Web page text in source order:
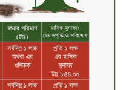
ক্যাশলেস লেনদেন
বাংলাদেশ ব্যাংক:
দিয়ে ভারতে অবৈধ
৮ বাংলাদেশি নারী